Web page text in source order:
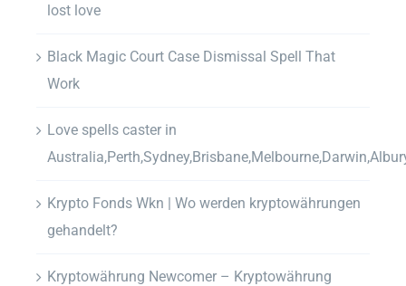
lost love
Black Magic Court Case Dismissal Spell That
Work
Love spells caster in
Krypto Fonds Wkn | Wo werden kryptowährungen
gehandelt?
Kryptowährung Newcomer – Kryptowährung